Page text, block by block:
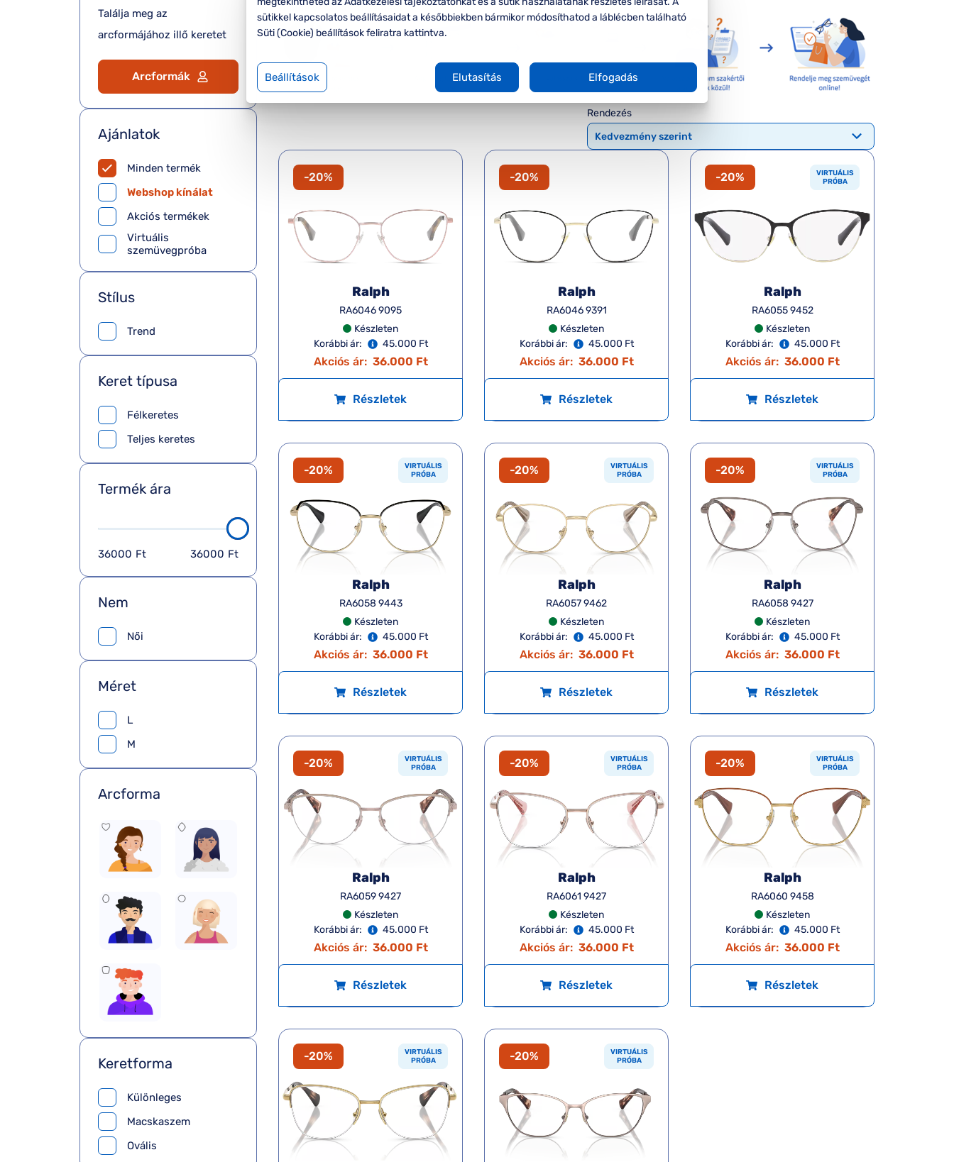
Találja meg az
arcformájához illő keretet
Arcformák
Ajánlatok
Minden termék
Webshop kínálat
Akciós termékek
Virtuális
szemüvegpróba
Stílus
Trend
Méret
L
M
Nem
Női
Keretforma
Különleges
Macskaszem
Ovális
Keret típusa
Félkeretes
Teljes keretes
Termék ára
36000 Ft 36000 Ft
Arcforma
Rendezés
-20%
Ralph
RA6046 9095
Készleten
Korábbi ár:
45.000 Ft
Akciós ár: 36.000 Ft
Részletek
-20%
Ralph
RA6046 9391
Készleten
Korábbi ár:
45.000 Ft
Akciós ár: 36.000 Ft
Részletek
-20%
VIRTUÁLIS
PRÓBA
Ralph
RA6055 9452
Készleten
Korábbi ár:
45.000 Ft
Akciós ár: 36.000 Ft
Részletek
-20%
VIRTUÁLIS
PRÓBA
Ralph
RA6058 9443
Készleten
Korábbi ár:
45.000 Ft
Akciós ár: 36.000 Ft
Részletek
-20%
VIRTUÁLIS
PRÓBA
Ralph
RA6057 9462
Készleten
Korábbi ár:
45.000 Ft
Akciós ár: 36.000 Ft
Részletek
-20%
VIRTUÁLIS
PRÓBA
Ralph
RA6058 9427
Készleten
Korábbi ár:
45.000 Ft
Akciós ár: 36.000 Ft
Részletek
-20%
VIRTUÁLIS
PRÓBA
Ralph
RA6059 9427
Készleten
Korábbi ár:
45.000 Ft
Akciós ár: 36.000 Ft
Részletek
-20%
VIRTUÁLIS
PRÓBA
Ralph
RA6061 9427
Készleten
Korábbi ár:
45.000 Ft
Akciós ár: 36.000 Ft
Részletek
-20%
VIRTUÁLIS
PRÓBA
Ralph
RA6060 9458
Készleten
Korábbi ár:
45.000 Ft
Akciós ár: 36.000 Ft
Részletek
-20%
VIRTUÁLIS
PRÓBA
-20%
VIRTUÁLIS
PRÓBA
sütikkel kapcsolatos beállításaidat a későbbiekben bármikor módosíthatod a láblécben található
Süti (Cookie) beállítások feliratra kattintva.
Beállítások Elutasítás Elfogadás